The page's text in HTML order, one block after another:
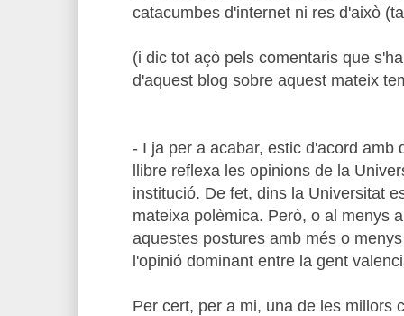
catacumbes d'internet ni res d'això
(i dic tot açò pels comentaris que
d'aquest blog sobre aquest mateix
- I ja per a acabar, estic d'acord amb
llibre reflexa les opinions de la
institució. De fet, dins la Universitat
mateixa polèmica. Però, o al menys
aquestes postures amb més o
l'opinió dominant entre la gent
Per cert, per a mi, una de les millors